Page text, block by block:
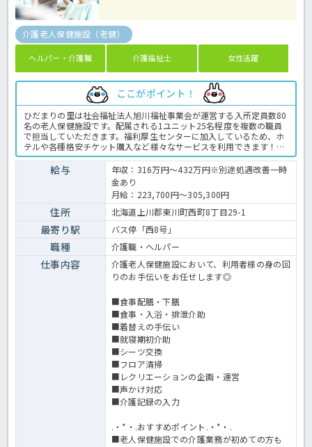
介護老人保健施設（老健）
ヘルパー・介護職 介護福祉士 女性活躍
ここがポイント！
ひだまりの里は社会福祉法人旭川福祉事業会が運営する入所定員数80
名の老人保健施設です。配属される1ユニット25名程度を複数の職員
で担当していただきます。福利厚生センターに加入しているため、ホ
テルや各種格安チケット購入など様々なサービスを利用できます！ス
タッフが気持ちよく働けるような環境整備にも力を入れており、腰痛
対策をふくめた定期的な健康診断の実施、職員専用の休憩室やストレ
スチェックによる健康管理面の強化などを実施。有給休暇は時間単位
での取得OK！子育てをはじめ、ライフステージの変化に合わせた働き
方を法人がしっかり応援してくれますよ。他法人での経験も加算して
基本給を決定しますので、まずはほっ介護までお気軽にお問い合わせ
ください♪老健での介護業務全般です。＜介護職 正職員 老健の求
給与
年収：316万円～432万円※別途処遇改善一時
金あり
月給：223,700円～305,300円
住所 北海道上川郡東川町西町8丁目29-1
最寄り駅 バス停「西8号」
職種 介護職・ヘルパー
仕事内容
介護老人保健施設において、利用者様の身の回
りのお手伝いをお任せします◎
■食事配膳・下膳
■食事・入浴・排泄介助
■着替えの手伝い
■就寝期初介助
■シーツ交換
■フロア清掃
■レクリエーションの企画・運営
■声かけ対応
■介護記録の入力
.・*・.おすすめポイント.・*・.
■老人保健施設での介護業務が初めての方も